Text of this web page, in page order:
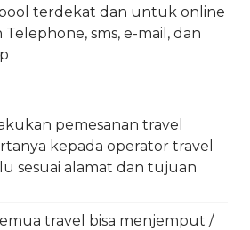
terdekat dan untuk online
sms, e-mail, dan
pemesanan travel
kepada operator travel
sesuai alamat dan tujuan
travel bisa menjemput /